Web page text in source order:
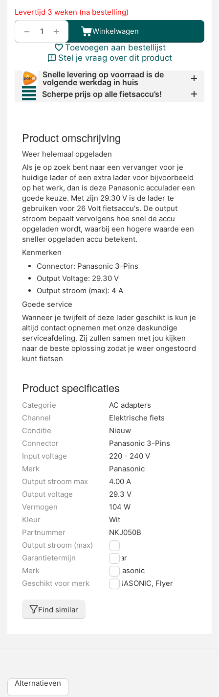
Levertijd 3 weken (na bestelling)
+
− Winkelwagen
Toevoegen aan bestellijst
Stel je vraag over dit product
Snelle levering op voorraad is de
volgende werkdag in huis
Scherpe prijs op alle fietsaccu’s!
Product omschrijving
Weer helemaal opgeladen
Als je op zoek bent naar een vervanger voor je
huidige lader of een extra lader voor bijvoorbeeld
op het werk, dan is deze Panasonic acculader een
goede keuze. Met zijn 29.30 V is de lader te
gebruiken voor 26 Volt fietsaccu's. De output
stroom bepaalt vervolgens hoe snel de accu
opgeladen wordt, waarbij een hogere waarde een
sneller opgeladen accu betekent.
Kenmerken
Connector: Panasonic 3-Pins
Output Voltage: 29.30 V
Output stroom (max): 4 A
Goede service
Wanneer je twijfelt of deze lader geschikt is kun je
altijd contact opnemen met onze deskundige
serviceafdeling. Zij zullen samen met jou kijken
naar de beste oplossing zodat je weer ongestoord
kunt fietsen
Product specificaties
Categorie
AC adapters
Channel
Elektrische fiets
Conditie
Nieuw
Connector
Panasonic 3-Pins
Input voltage
220 - 240 V
Merk
Panasonic
Output stroom max
4.00 A
Output voltage
29.3 V
Vermogen
104 W
Kleur
Wit
Partnummer
NKJ050B
Output stroom (max)
4 A
Garantietermijn
1 jaar
Merk
Panasonic
Geschikt voor merk
PANASONIC, Flyer
Find similar
Alternatieven